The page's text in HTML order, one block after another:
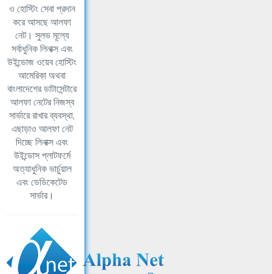
ও হোস্টিং সেবা প্রদান
করে আসছে আলফা
নেট। সুলভ মূল্যে
সর্বাধুনিক লিনাক্স এবং
উইন্ডোজ ওয়েব হোস্টিং
আমেরিকা অথবা
বাংলাদেশের ডাটাসেন্টারে
আলফা নেটের নিজস্ব
সার্ভারে রাখার ব্যবস্থা,
এছাড়াও আলফা নেট
দিচ্ছে লিনাক্স এবং
উইন্ডোস প্লাটফর্মে
অত্যাধুনিক ভার্চুয়াল
এবং ডেডিকেটেড
সার্ভার।